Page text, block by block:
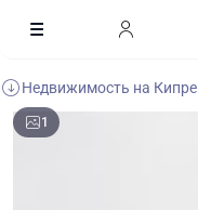
Недвижимость на Кипре
1